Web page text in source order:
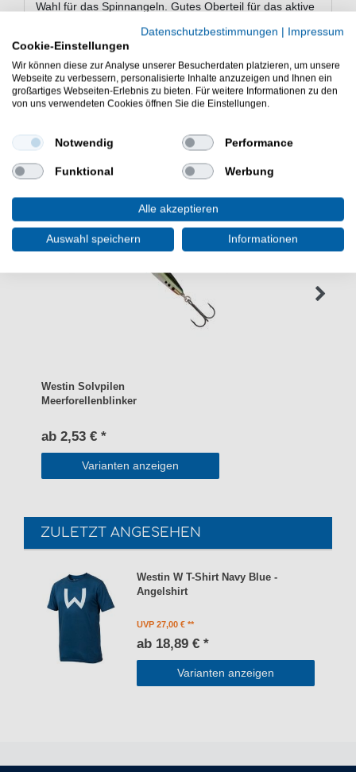
Wahl für das Spinnangeln. Gutes Oberteil für das aktive
WEITERE INTERESSANTE ARTIKEL
Westin Solvpilen
Meerforellenblinker
ab 2,53 € *
Varianten anzeigen
ZULETZT ANGESEHEN
Westin W T-Shirt Navy Blue -
Angelshirt
UVP 27,00 €
ab 18,89 € *
Varianten anzeigen
Datenschutzbestimmungen | Impressum
Cookie-Einstellungen
Wir können diese zur Analyse unserer Besucherdaten platzieren, um unsere
Webseite zu verbessern, personalisierte Inhalte anzuzeigen und Ihnen ein
großartiges Webseiten-Erlebnis zu bieten. Für weitere Informationen zu den
von uns verwendeten Cookies öffnen Sie die Einstellungen.
Notwendig Performance
Funktional Werbung
Alle akzeptieren
Auswahl speichern Informationen